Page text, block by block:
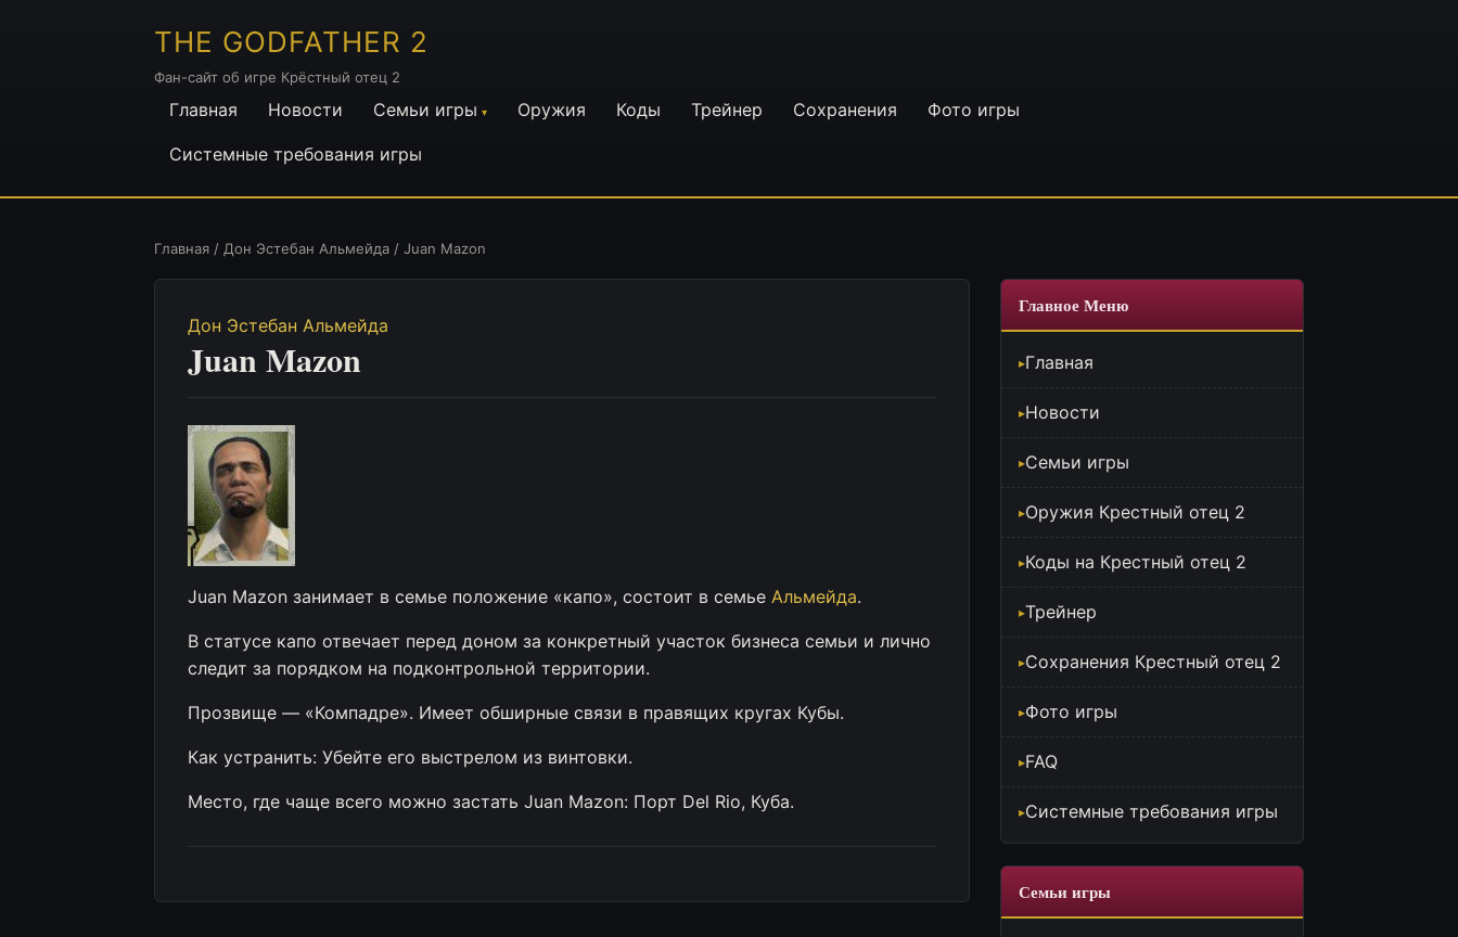
THE GODFATHER 2
Фан-сайт об игре Крёстный отец 2
Главная Новости Семьи игры Оружия Коды Трейнер Сохранения Фото игры
Системные требования игры
Главная / Дон Эстебан Альмейда / Juan Mazon
Дон Эстебан Альмейда
Juan Mazon
Juan Mazon занимает в семье положение «капо», состоит в семье Альмейда.
В статусе капо отвечает перед доном за конкретный участок бизнеса семьи и лично
следит за порядком на подконтрольной территории.
Прозвище — «Компадре». Имеет обширные связи в правящих кругах Кубы.
Как устранить: Убейте его выстрелом из винтовки.
Место, где чаще всего можно застать Juan Mazon: Порт Del Rio, Куба.
Главное Меню
Главная
Новости
Семьи игры
Оружия Крестный отец 2
Коды на Крестный отец 2
Трейнер
Сохранения Крестный отец 2
Фото игры
FAQ
Системные требования игры
Семьи игры